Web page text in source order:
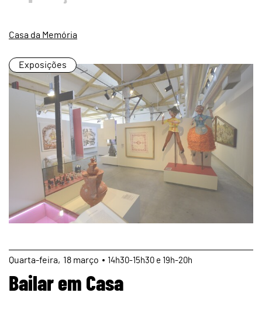
Casa da Memória
Exposições
page
18 março
Quarta 14h30-15h30 e 19h-20h
Bailar em Casa